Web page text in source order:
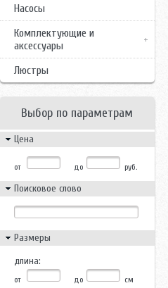
Насосы
Комплектующие и
аксессуары
Люстры
Выбор по параметрам
Цена
от до руб.
Поисковое слово
Размеры
длина:
от до см